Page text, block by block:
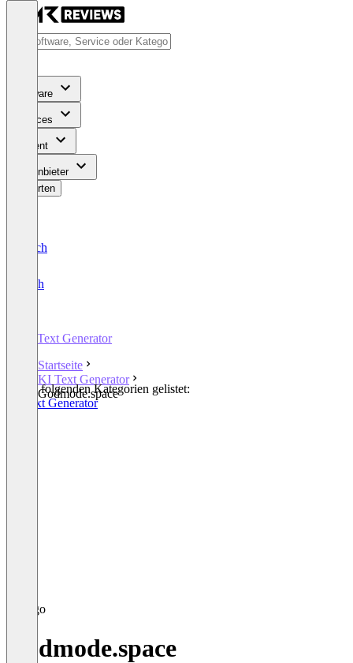
Software
Services
Content
Für Anbieter
Bewerten
Deutsch
English
KI Text Generator
Startseite
KI Text Generator
Godmode.space
In den folgenden Kategorien gelistet:
KI Text Generator
Godmode.space